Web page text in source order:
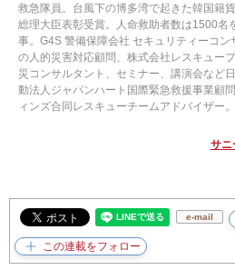
救急隊員。台風下の博多湾で起きた韓国籍
総理大臣表彰受賞。人命救助者数は1500名
事。G4S 警備保障会社 セキュリティーコ
の人的災害対応顧問、株式会社レスキュー
災コンサルタント、セミナー、講演会など
動法人ジャパンハート国際緊急救援事業顧
ィンズ合同レスキューチームアドバイザー。
サニ
e-mail